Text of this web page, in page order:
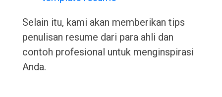
Selain itu, kami akan memberikan tips
penulisan resume dari para ahli dan
contoh profesional untuk menginspirasi
Anda.